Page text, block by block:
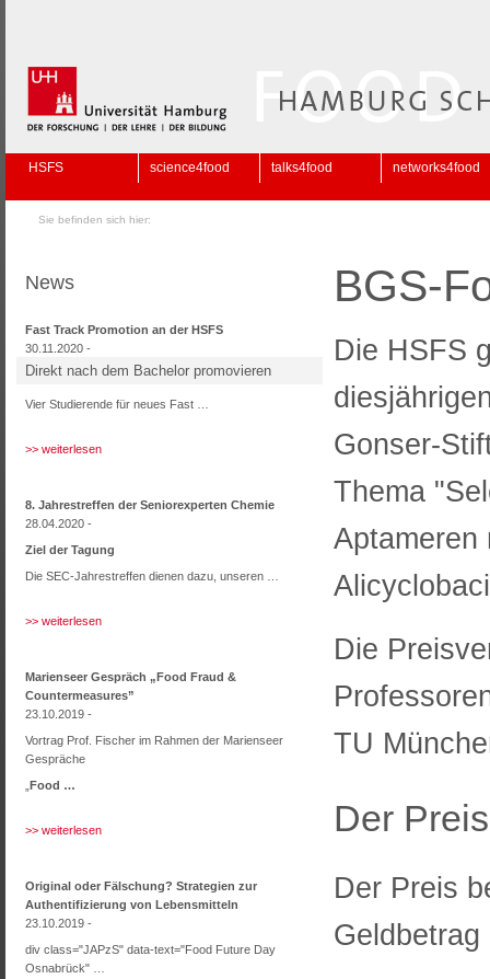
HSFS science4food talks4food networks4food
Sie befinden sich hier:
News
Fast Track Promotion an der HSFS
30.11.2020 -
Direkt nach dem Bachelor promovieren
Vier Studierende für neues Fast …
>> weiterlesen
8. Jahrestreffen der Seniorexperten Chemie
28.04.2020 -
Ziel der Tagung
Die SEC-Jahrestreffen dienen dazu, unseren …
>> weiterlesen
Marienseer Gespräch „Food Fraud &
Countermeasures”
23.10.2019 -
Vortrag Prof. Fischer im Rahmen der Marienseer
Gespräche
Food …
>> weiterlesen
Original oder Fälschung? Strategien zur
Authentifizierung von Lebensmitteln
23.10.2019 -
div class="JAPzS" data-text="Food Future Day
Osnabrück" …
BGS-
Die HSFS
Gonser-
Thema
Aptameren
Die
TU
Der Preis
Der Preis